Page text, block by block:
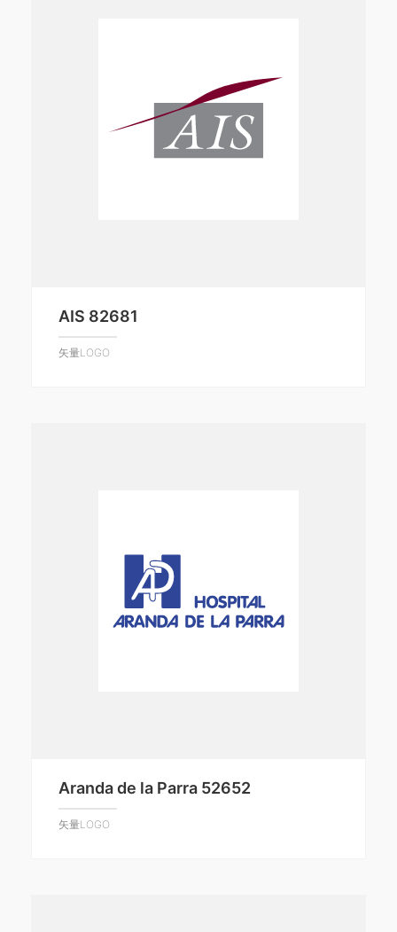
AIS 82681
矢量LOGO
Aranda de la Parra 52652
矢量LOGO